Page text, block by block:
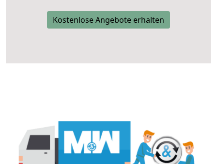
Kostenlose Angebote erhalten